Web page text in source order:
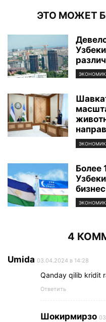
ЭТО МОЖЕТ
Более
4
Umida 03.04.2024 в 14:28
Qanday qilib kridit
Ответить
Шокирмирзо